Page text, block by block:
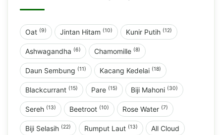
Oat (9) Jintan Hitam (10) Kunir Putih (12)
Ashwagandha (6) Chamomille (8)
Daun Sembung (11) Kacang Kedelai (18)
Blackcurrant (15) Pare (15) Biji Mahoni (30)
Sereh (13) Beetroot (10) Rose Water (7)
Biji Selasih (22) Rumput Laut (13) All Cloud